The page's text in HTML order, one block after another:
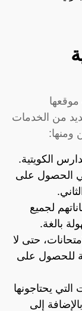
موقعها
من الخدمات
ومنها:
الكويتية.
الحصول على
لجميع
بالغة.
حتى لا
للحصول على
يحتاجونها
إلى